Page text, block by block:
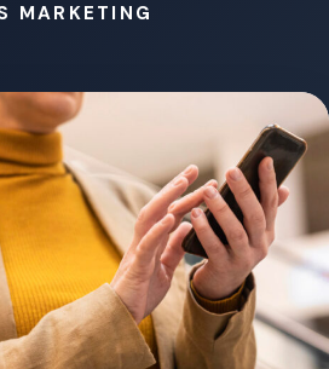
MARKETING